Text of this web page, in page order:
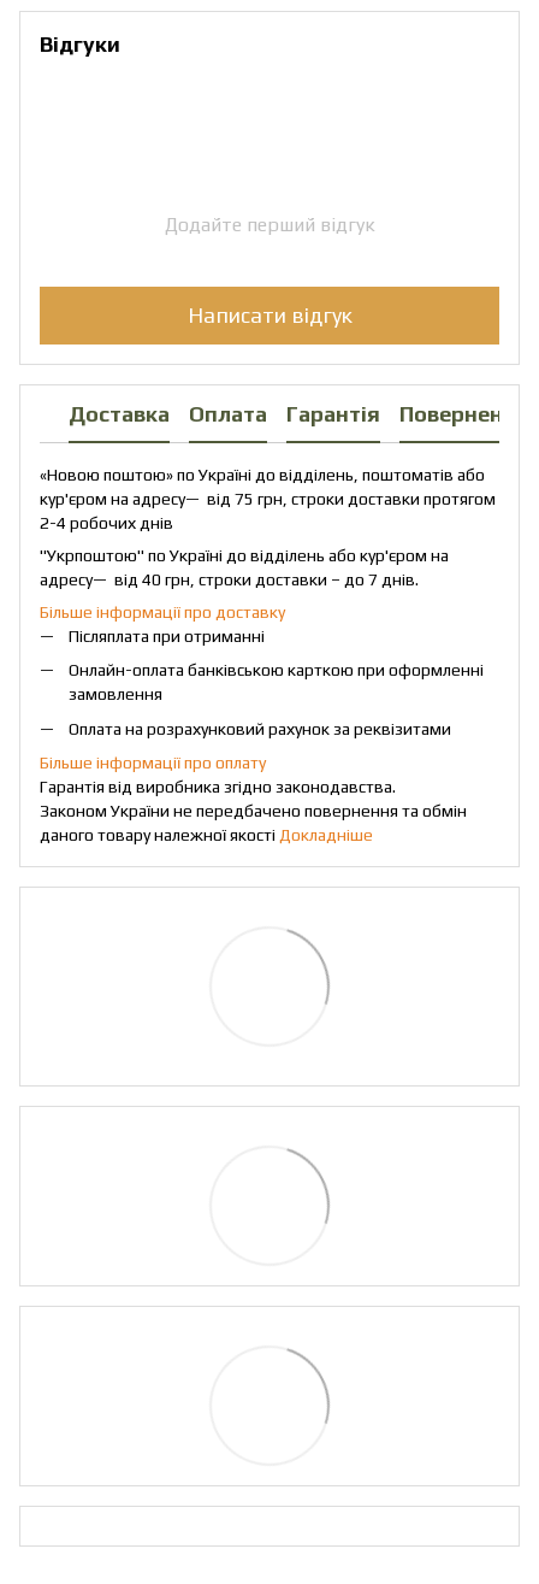
Відгуки
Додайте перший відгук
Написати відгук
Доставка Оплата Гарантія Повернення
«Новою поштою» по Україні до відділень, поштоматів або
кур'єром на адресу— від 75 грн, строки доставки протягом
2-4 робочих днів
"Укрпоштою" по Україні до відділень або кур'єром на
адресу— від 40 грн, строки доставки – до 7 днів.
Більше інформації про доставку
Післяплата при отриманні
Онлайн-оплата банківською карткою при оформленні
замовлення
Оплата на розрахунковий рахунок за реквізитами
Більше інформації про оплату
Гарантія від виробника згідно законодавства.
Законом України не передбачено повернення та обмін
даного товару належної якості Докладніше